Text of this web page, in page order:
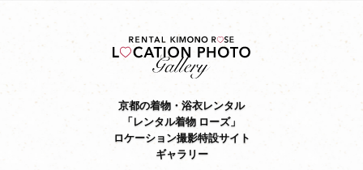
京都の着物・浴衣レンタル
「レンタル着物 ローズ」
ロケーション撮影特設サイト
ギャラリー